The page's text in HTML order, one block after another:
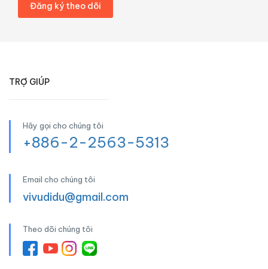
TRỢ GIÚP
Hãy gọi cho chúng tôi
+886-2-2563-5313
Email cho chúng tôi
vivudidu@gmail.com
Theo dõi chúng tôi